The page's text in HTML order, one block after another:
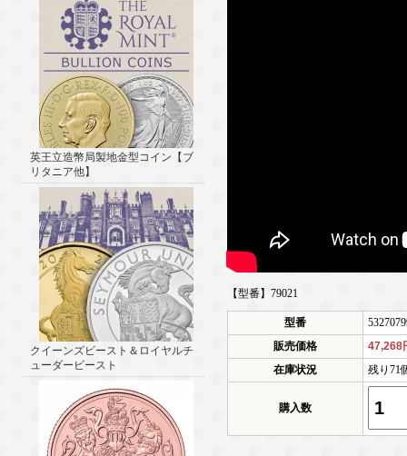
英王立造幣局製地金型コイン【ブ
リタニア他】
クイーンズビースト＆ロイヤルチ
ューダービースト
【型番】79021
型番
販売価格
47,268
在庫状況
残り71
購入数